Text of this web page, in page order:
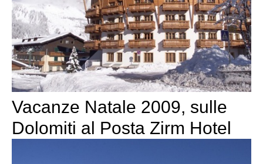
Vacanze Natale 2009, sulle
Dolomiti al Posta Zirm Hotel